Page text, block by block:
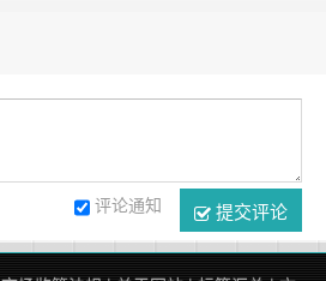
提交评论
评论通知